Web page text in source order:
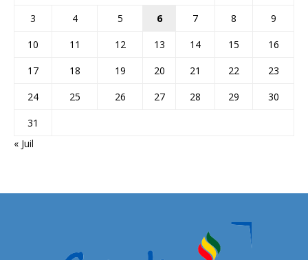
3
4 5 6 7 8
9
10
11 12 13 14 15
16
17
18 19 20 21 22
23
24
25 26 27 28 29
30
31
« Juil